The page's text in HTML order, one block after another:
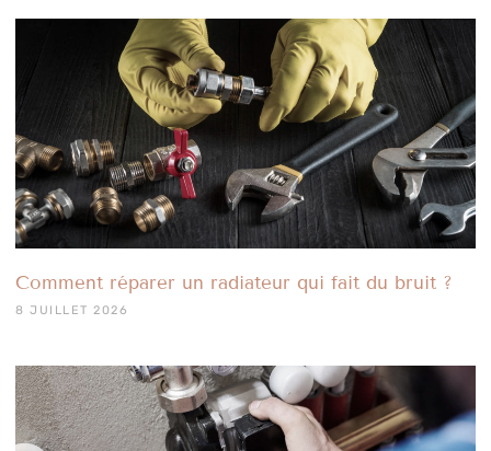
Comment réparer un radiateur qui fait du bruit ?
8 JUILLET 2026